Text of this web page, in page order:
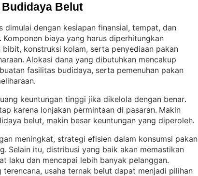
Belut
dimulai dengan kesiapan finansial, tempat, dan
. Komponen biaya yang harus diperhitungkan
bibit, konstruksi kolam, serta penyediaan pakan
. Alokasi dana yang dibutuhkan mencakup
fasilitas budidaya, serta pemenuhan pakan
.
keuntungan tinggi jika dikelola dengan benar
karena lonjakan permintaan di pasaran. Makin
belut, makin besar keuntungan yang diperoleh.
meningkat, strategi efisien dalam konsumsi pakan
. Selain itu, distribusi yang baik akan memastikan
laku dan mencapai lebih banyak pelanggan
terencana, usaha ternak belut dapat menjadi pilihan